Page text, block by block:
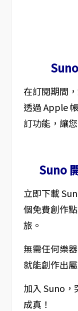
在訂閱期間
透過 Apple
訂功能，讓
Suno
立即下載
個免費創作
旅。
無需任何樂
就能創作出
加入 Suno，
成真！